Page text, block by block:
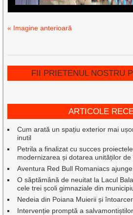
« Imagine anterioară
FII PRIETENUL NOSTRU
ARTICOLE
Cum arată un spațiu exterior mai
inutil
Petrila a finalizat cu succes
modernizarea și dotarea unităților
Aventura Red Bull Romaniacs
O săptămână de neuitat la Lacul
cele trei școli gimnaziale din
Nedeia din Poiana Muierii și
Intervenție promptă a